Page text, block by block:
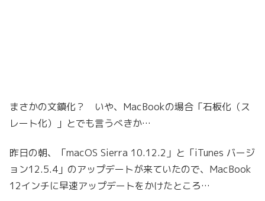
まさかの文鎮化？ いや、MacBookの場合「石板化（ス
レート化）」とでも言うべきか…
昨日の朝、「macOS Sierra 10.12.2」と「iTunes バージ
ョン12.5.4」のアップデートが来ていたので、MacBook
12インチに早速アップデートをかけたところ…